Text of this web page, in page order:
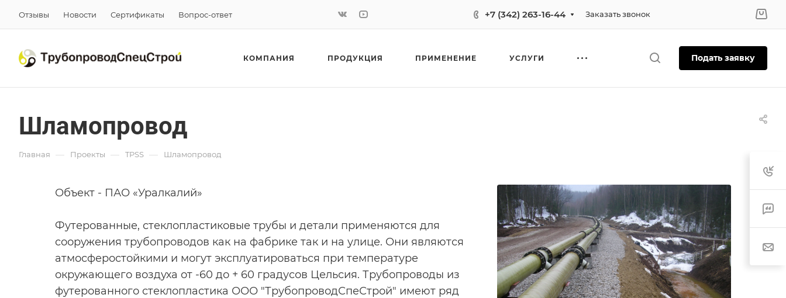
Отзывы Новости Сертификаты Вопрос-ответ +7 (342) 263-16-44 Заказать звонок
КОМПАНИЯ ПРОДУКЦИЯ ПРИМЕНЕНИЕ УСЛУГИ Подать заявку
Шламопровод
Главная — Проекты — TPSS — Шламопровод
Объект - ПАО «Уралкалий»
Футерованные, стеклопластиковые трубы и детали применяются для
сооружения трубопроводов как на фабрике так и на улице. Они являются
атмосферостойкими и могут эксплуатироваться при температуре
окружающего воздуха от -60 до + 60 градусов Цельсия. Трубопроводы из
футерованного стеклопластика ООО "ТрубопроводСпеСтрой" имеют ряд